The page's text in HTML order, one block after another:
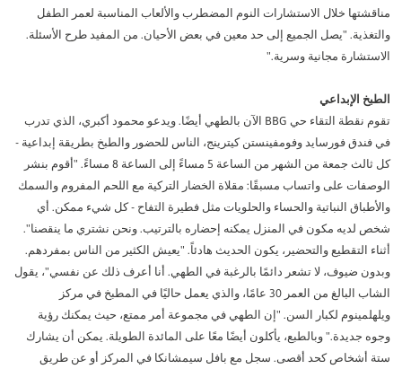
خلال الاستشارات النوم المضطرب والألعاب المناسبة لعمر الطفل
"يصل الجميع إلى حد معين في بعض الأحيان. من المفيد طرح الأسئلة.
مجانية وسرية."
الإبداعي
تقوم نقطة التقاء حي BBG الآن بالطهي أيضًا. ويدعو محمود أكبري، الذي تدرب
فورسايد وفومفينستن كيترينج، الناس للحضور والطبخ بطريقة إبداعية -
كل ثالث جمعة من الشهر من الساعة 5 مساءً إلى الساعة 8 مساءً. "أقوم بنشر
على واتساب مسبقًا: مقلاة الخضار التركية مع اللحم المفروم والسمك
النباتية والحساء والحلويات مثل فطيرة التفاح - كل شيء ممكن. أي
مكون في المنزل يمكنه إحضاره بالترتيب. ونحن نشتري ما ينقصنا".
التقطيع والتحضير، يكون الحديث هادئاً. "يعيش الكثير من الناس بمفردهم.
ضيوف، لا تشعر دائمًا بالرغبة في الطهي. أنا أعرف ذلك عن نفسي"، يقول
الشاب البالغ من العمر 30 عامًا، والذي يعمل حاليًا في المطبخ في مركز
لكبار السن. "إن الطهي في مجموعة أمر ممتع، حيث يمكنك رؤية
جديدة." وبالطبع، يأكلون أيضًا معًا على المائدة الطويلة. يمكن أن يشارك
كحد أقصى. سجل مع بافل سيمشانكا في المركز أو عن طريق